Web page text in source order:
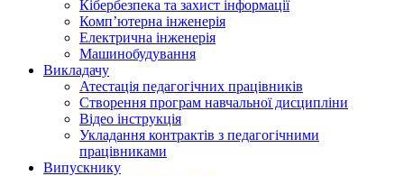
Кібербезпека та захист інформації
Комп’ютерна інженерія
Електрична інженерія
Машинобудування
Викладачу
Атестація педагогічних працівників
Створення програм навчальної дисципліни
Відео інструкція
Укладання контрактів з педагогічними
працівниками
Випускнику